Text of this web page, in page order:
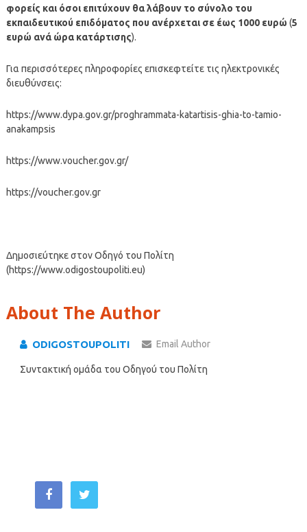
φορείς και όσοι επιτύχουν θα λάβουν το σύνολο του
εκπαιδευτικού επιδόματος που ανέρχεται σε έως 1000 ευρώ (5
ευρώ ανά ώρα κατάρτισης).
Για περισσότερες πληροφορίες επισκεφτείτε τις ηλεκτρονικές
διευθύνσεις:
https://www.dypa.gov.gr/proghrammata-katartisis-ghia-to-tamio-
anakampsis
https://www.voucher.gov.gr/
https://voucher.gov.gr
Δημοσιεύτηκε στον Οδηγό του Πολίτη
(https://www.odigostoupoliti.eu)
About The Author
ODIGOSTOUPOLITI Email Author
Συντακτική ομάδα του Οδηγού του Πολίτη